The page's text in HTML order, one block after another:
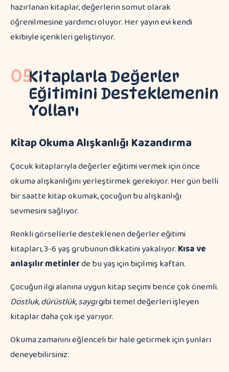
hazırlanan kitaplar, değerlerin somut olarak
öğrenilmesine yardımcı oluyor. Her yayın evi kendi
ekibiyle içerikleri geliştiriyor.
05Kitaplarla Değerler
Eğitimini Desteklemenin
Yolları
Kitap Okuma Alışkanlığı Kazandırma
Çocuk kitaplarıyla değerler eğitimi vermek için önce
okuma alışkanlığını yerleştirmek gerekiyor. Her gün belli
bir saatte kitap okumak, çocuğun bu alışkanlığı
sevmesini sağlıyor.
Renkli görsellerle desteklenen değerler eğitimi
kitapları, 3-6 yaş grubunun dikkatini yakalıyor.Kısa ve
anlaşılır metinlerde bu yaş için biçilmiş kaftan.
Çocuğun ilgi alanına uygun kitap seçimi bence çok önemli.
Dostluk, dürüstlük, saygıgibi temel değerleri işleyen
kitaplar daha çok işe yarıyor.
Okuma zamanını eğlenceli bir hale getirmek için şunları
deneyebilirsiniz: